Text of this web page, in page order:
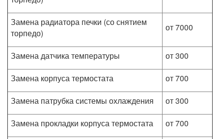
Замена радиатора печки (со снятием
торпедо)
от 7000
Замена датчика температуры
от 300
Замена корпуса термостата
от 700
Замена патрубка системы охлаждения
от 300
Замена прокладки корпуса термостата
от 700